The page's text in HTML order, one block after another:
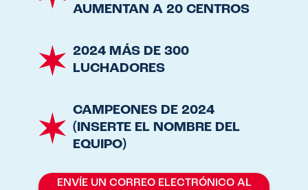
AUMENTAN A 20 CENTROS
2024 MÁS DE 300
LUCHADORES
CAMPEONES DE 2024
(INSERTE EL NOMBRE DEL
EQUIPO)
ENVÍE UN CORREO ELECTRÓNICO AL